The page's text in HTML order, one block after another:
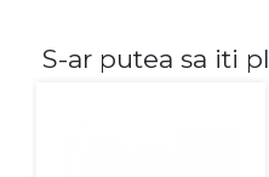
S-ar putea sa iti